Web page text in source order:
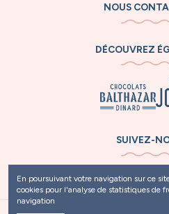
NOUS
DÉCOUVREZ
SUIVEZ-
En poursuivant votre navigation sur ce
cookies pour l'analyse de statistiques de
navigation